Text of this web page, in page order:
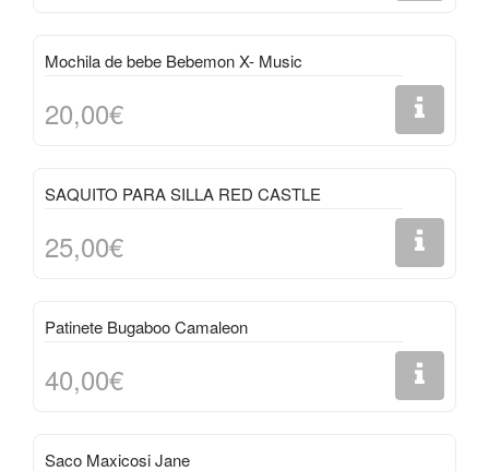
Mochila de bebe Bebemon X- Music
20,00€
SAQUITO PARA SILLA RED CASTLE
25,00€
Patinete Bugaboo Camaleon
40,00€
Saco Maxicosi Jane